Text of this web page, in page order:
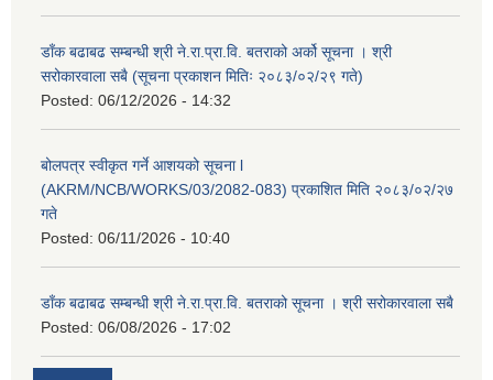
डाँक बढाबढ सम्बन्धी श्री ने.रा.प्रा.वि. बतराको अर्को सूचना । श्री
सरोकारवाला सबै (सूचना प्रकाशन मितिः २०८३/०२/२९ गते)
Posted: 06/12/2026 - 14:32
बोलपत्र स्वीकृत गर्ने आशयको सूचना l
(AKRM/NCB/WORKS/03/2082-083) प्रकाशित मिति २०८३/०२/२७
गते
Posted: 06/11/2026 - 10:40
डाँक बढाबढ सम्बन्धी श्री ने.रा.प्रा.वि. बतराको सूचना । श्री सरोकारवाला सबै
Posted: 06/08/2026 - 17:02